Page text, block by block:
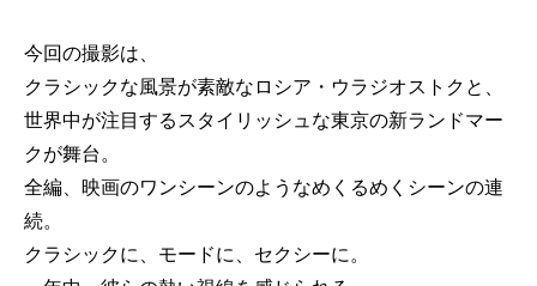
今回の撮影は、
クラシックな風景が素敵なロシア・ウラジオストクと、
世界中が注目するスタイリッシュな東京の新ランドマー
クが舞台。
全編、映画のワンシーンのようなめくるめくシーンの連
続。
クラシックに、モードに、セクシーに。